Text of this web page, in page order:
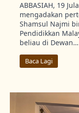
ABBASIAH, 19
mengadakan
Shamsul Najmi
Pendidikkan
beliau di Dewan…
Baca Lagi